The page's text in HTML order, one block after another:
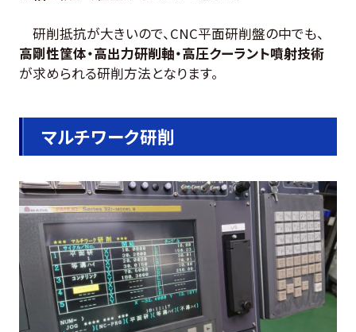
研削抵抗が大きいので、CNC平面研削盤の中でも、
高剛性筐体・高出力研削軸・高圧クーラント噴射技術
が求められる研削方法となります。
マルチワーク研削